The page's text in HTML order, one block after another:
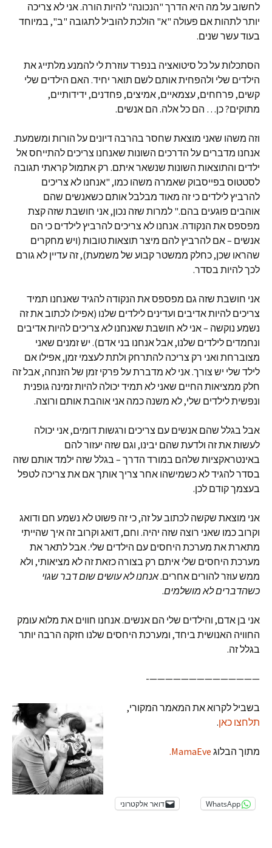
לחשוב על מה היא הדרך "הנכונה" להיות הורה. אני לא צריכה
יותר לתהות אם פעולה "א" הולכת להוביל לתגובה "ב", במיוחד
בעוד עשר שנים.
הסתכלות על כל סיטואציה בנפרד עוזרת לי להמנע מלתייג את
הילדים שלי ולהפחית אותם לשם תואר יחיד. האם הילדים שלי
קשים, פרחחים, עצמאיים, אמיצים, פחדנים, ידידותיים,
מתוקים? כן… הם כל אלה. הם אנשים.
וזה משהו שאני מוצאת שחסר בהרבה דיונים על הורות ומשמעת.
אנחנו מדברים על הדרכים השונות שאנחנו צריכים להתייחס אל
ילדים והתוצאות השונות שנשאר איתם. רק אתמול קראתי תגובה
לסטטוס בפייסבוק שאמרה משהו כמו, "אנחנו לא צריכים
להרביץ לילדים כי זה מאוד מבלבל אותם כשאנשים שהם
אוהבים פוגעים בהם." למרות שזה נכון, אני חושבת שזה קצת
מפספס את הנקודה. אנחנו לא צריכים להרביץ לילדים כי הם
אנשים – אם להרביץ להם מיצר תוצאות טובות (ויש מחקרים
שהראו שכן, כחלק ממשטר קבוע של משמעת), זה עדיין לא גורם
לכך להיות בסדר.
אני חושבת שזה גם מפספס את הנקודה להגיד שאנחנו תמיד
צריכים להיות אדיבים ועדינים לילדים שלנו (אפילו לכתוב את זה
נשמע נוקשה – אני לא חושבת שאנחנולאצריכים להיות אדיבים
ונחמדים לילדים שלנו, אבל אנחנו בני אדם). יש זמנים שאני
מצוברחת ואני רק צריכה להתרחק ולתת לעצמי זמן, אפילו אם
לילד שלי יש צורך. אני לא מדברת על פרקי זמן של הזנחה, אבל זה
חלק ממציאות החיים שאני לא תמיד יכולה להיות זמינה גופנית
ונפשית לילדים שלי, לא משנה כמה אני אוהבת אותם ורוצה.
אבל בגלל שהם אנשים עם צריכים ורגשות דומים, אני יכולה
לעשות את זה ולדעת שהם יבינו, וגם שזה יעזור להם
באינטראקציות שלהם במורד הדרך – בגלל שזה ילמד אותם שזה
בסדר להגיד לא כשמישהו אחר צריך אותך אם את צריכה לטפל
בעצמך קודם לכן.
אני מוצאת שקשה לכתוב על זה, כי זה פשוט לא נשמע חם ודואג
וקרוב כמו שאני רוצה שזה יהיה. וחם, דואג וקרוב זה איך שהייתי
מתארת את מערכת היחסים עם הילדים שלי. אבל לתאר את
מערכת היחסים שלי איתם רק בצורה כזאת זה לא מציאותי, ולא
ממש עוזר להורים אחרים.אנחנו לא עושים שום דבר שגוי
כשהדברים לא מושלמים.
אני בן אדם, והילדים שלי הם אנשים. אנחנו חווים את מלוא עומק
החוויה האנושית ביחד, ומערכת היחסים שלנו חזקה הרבה יותר
בגלל זה.
——————————————-
בשביל לקרוא את המאמר המקורי,
תלחצו כאן.
מתוך הבלוג MamaEve.
WhatsApp דואר אלקטרוני